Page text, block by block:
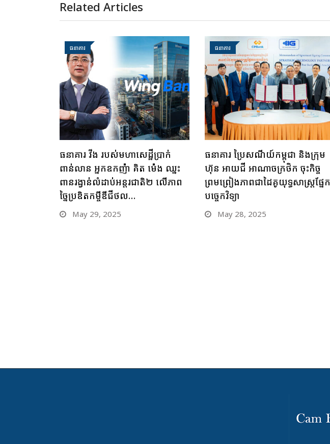
Related Articles
ធនាគារ
ធនាគារ វីង របស់មហាសេដ្ឋីប្រាក់
ពាន់លាន អ្នកឧកញ៉ា គិត ម៉េង ឈ្នះ
ពានរង្វាន់លំដាប់អន្តរជាតិ២ លើភាព
ច្នៃប្រឌិតកម្ចីឌីជីថល…
May 29, 2025
ធនាគារ
ធនាគារ ប្រៃសណីយ៍កម្ពុជា និងក្រុម
ហ៊ុន អាយជី អាណាចក្រថិក ចុះកិច្ច
ព្រមព្រៀងភាពជាដៃគូយុទ្ធសាស្ត្រផ្នែក
បច្ចេកវិទ្យា
May 28, 2025